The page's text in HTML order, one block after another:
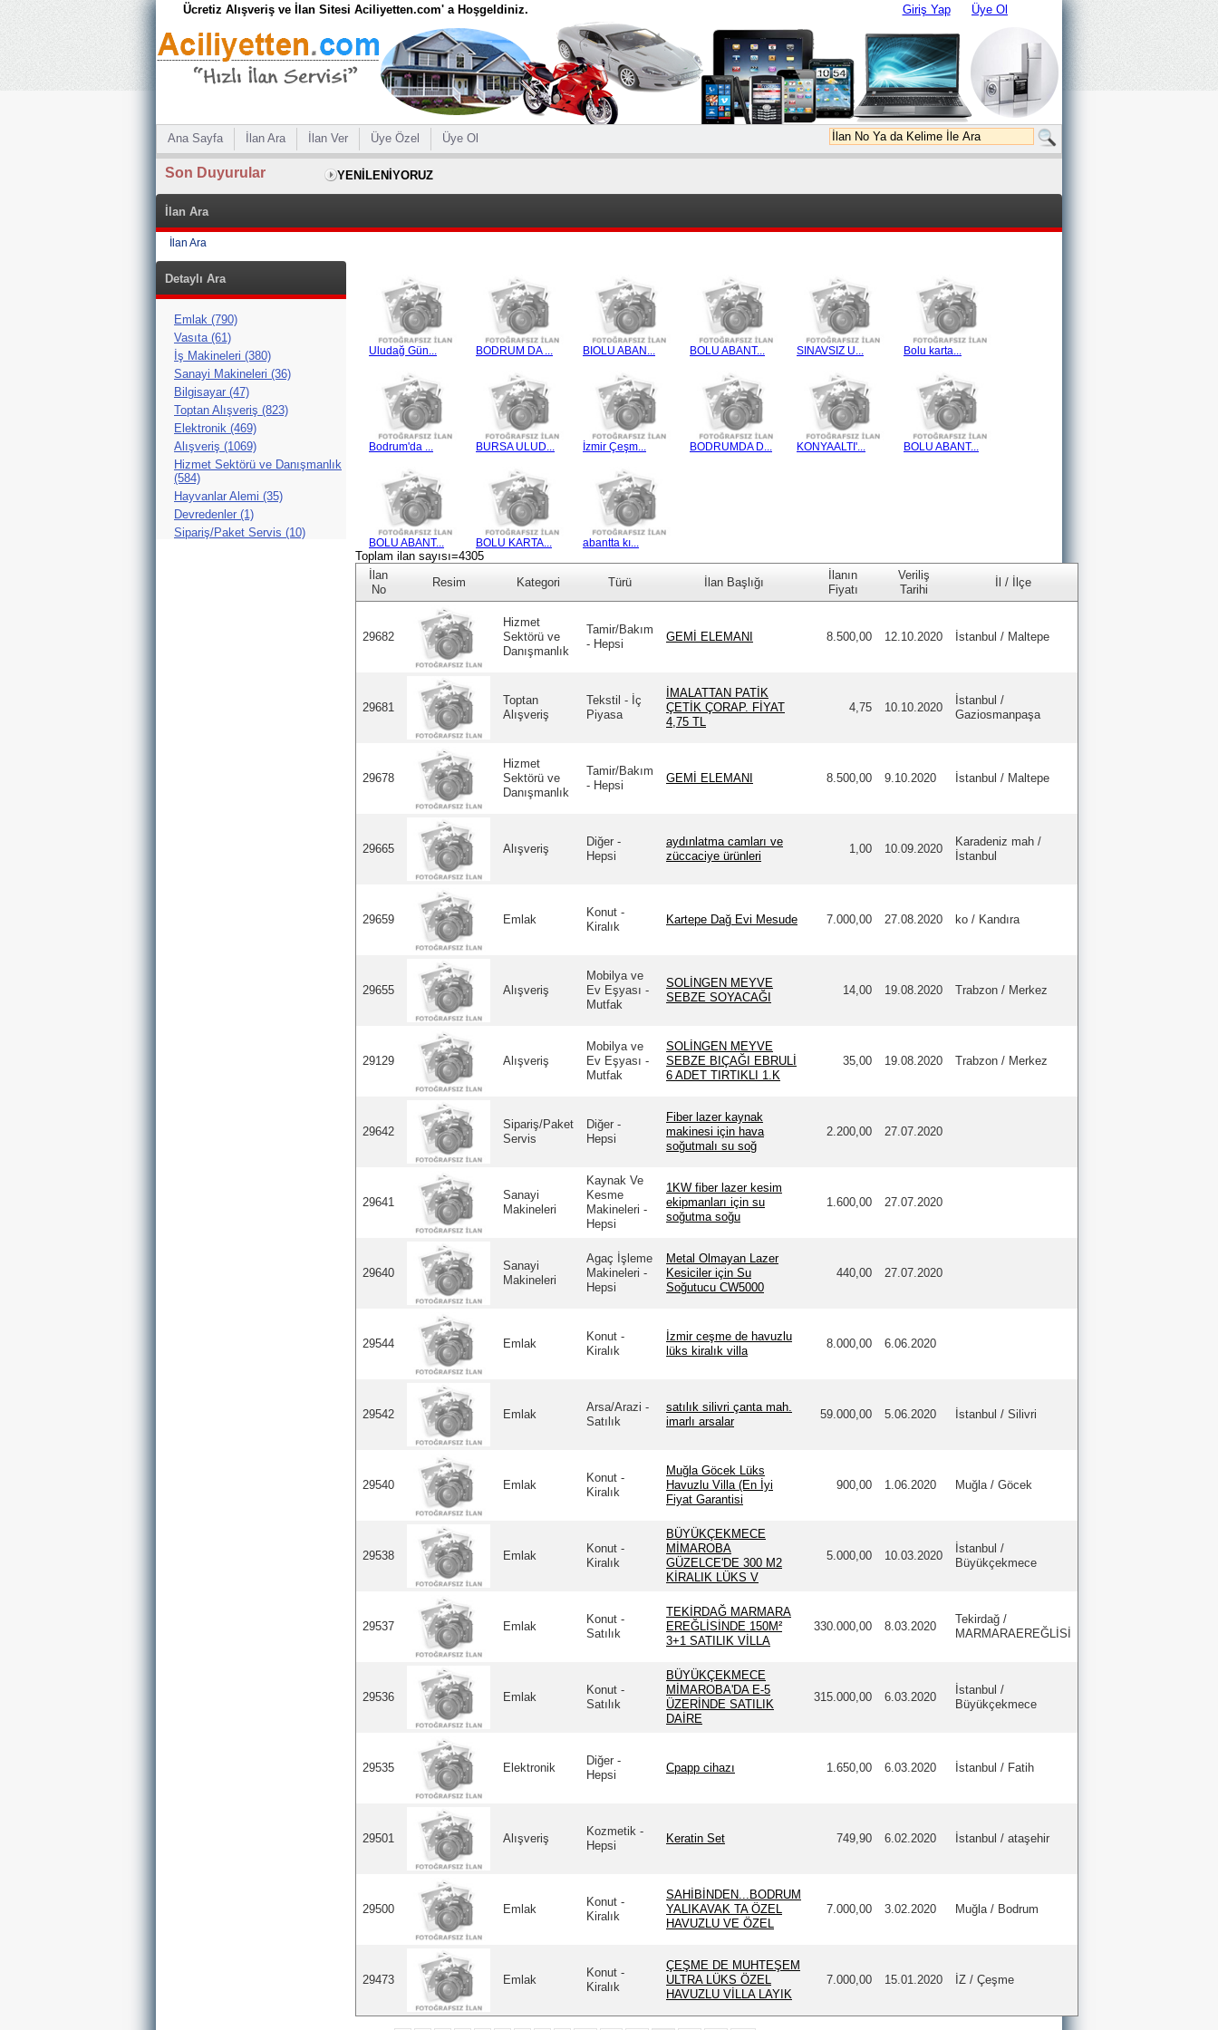
Ücretiz Alışveriş ve İlan Sitesi Aciliyetten.com' a Hoşgeldiniz. Giriş Yap Üye Ol
Ana Sayfa İlan Ara İlan Ver Üye Özel Üye Ol
Son Duyurular YENİLENİYORUZ
İlan Ara
İlan Ara
Detaylı Ara
Emlak (790)
Vasıta (61)
İş Makineleri (380)
Sanayi Makineleri (36)
Bilgisayar (47)
Toptan Alışveriş (823)
Elektronik (469)
Alışveriş (1069)
Hizmet Sektörü ve Danışmanlık
(584)
Hayvanlar Alemi (35)
Devredenler (1)
Sipariş/Paket Servis (10)
Uludağ Gün... BODRUM DA ... BIOLU ABAN... BOLU ABANT... SINAVSIZ U... Bolu karta...
Bodrum'da ... BURSA ULUD... İzmir Çeşm... BODRUMDA D... KONYAALTI'... BOLU ABANT...
BOLU ABANT... BOLU KARTA... abantta kı...
Toplam ilan sayısı=4305
İlan
No
Resim Kategori Türü İlan Başlığı
İlanın
Fiyatı
Veriliş
Tarihi
İl / İlçe
29682
Hizmet
Sektörü ve
Danışmanlık
Tamir/Bakım
- Hepsi
GEMİ ELEMANI 8.500,00 12.10.2020 İstanbul / Maltepe
29681
Toptan
Alışveriş
Tekstil - İç
Piyasa
İMALATTAN PATİK
ÇETİK ÇORAP. FİYAT
4,75 TL
4,75 10.10.2020
İstanbul /
Gaziosmanpaşa
29678
Hizmet
Sektörü ve
Danışmanlık
Tamir/Bakım
- Hepsi
GEMİ ELEMANI 8.500,00 9.10.2020 İstanbul / Maltepe
29665 Alışveriş
Diğer -
Hepsi
aydınlatma camları ve
züccaciye ürünleri
1,00 10.09.2020
Karadeniz mah /
İstanbul
29659 Emlak
Konut -
Kiralık
Kartepe Dağ Evi Mesude 7.000,00 27.08.2020 ko / Kandıra
29655 Alışveriş
Mobilya ve
Ev Eşyası -
Mutfak
SOLİNGEN MEYVE
SEBZE SOYACAĞI
14,00 19.08.2020 Trabzon / Merkez
29129 Alışveriş
Mobilya ve
Ev Eşyası -
Mutfak
SOLİNGEN MEYVE
SEBZE BIÇAĞI EBRULİ
6 ADET TIRTIKLI 1.K
35,00 19.08.2020 Trabzon / Merkez
29642
Sipariş/Paket
Servis
Diğer -
Hepsi
Fiber lazer kaynak
makinesi için hava
soğutmalı su soğ
2.200,00 27.07.2020
29641
Sanayi
Makineleri
Kaynak Ve
Kesme
Makineleri -
Hepsi
1KW fiber lazer kesim
ekipmanları için su
soğutma soğu
1.600,00 27.07.2020
29640
Sanayi
Makineleri
Agaç İşleme
Makineleri -
Hepsi
Metal Olmayan Lazer
Kesiciler için Su
Soğutucu CW5000
440,00 27.07.2020
29544 Emlak
Konut -
Kiralık
İzmir ceşme de havuzlu
lüks kiralık villa
8.000,00 6.06.2020
29542 Emlak
Arsa/Arazi -
Satılık
satılık silivri çanta mah.
imarlı arsalar
59.000,00 5.06.2020 İstanbul / Silivri
29540 Emlak
Konut -
Kiralık
Muğla Göcek Lüks
Havuzlu Villa (En İyi
Fiyat Garantisi
900,00 1.06.2020 Muğla / Göcek
29538 Emlak
Konut -
Kiralık
BÜYÜKÇEKMECE
MİMAROBA
GÜZELCE'DE 300 M2
KİRALIK LÜKS V
5.000,00 10.03.2020
İstanbul /
Büyükçekmece
29537 Emlak
Konut -
Satılık
TEKİRDAĞ MARMARA
EREĞLİSİNDE 150M²
3+1 SATILIK VİLLA
330.000,00 8.03.2020
Tekirdağ /
MARMARAEREĞLİSİ
29536 Emlak
Konut -
Satılık
BÜYÜKÇEKMECE
MİMAROBA'DA E-5
ÜZERİNDE SATILIK
DAİRE
315.000,00 6.03.2020
İstanbul /
Büyükçekmece
29535 Elektronik
Diğer -
Hepsi
Cpapp cihazı 1.650,00 6.03.2020 İstanbul / Fatih
29501 Alışveriş
Kozmetik -
Hepsi
Keratin Set 749,90 6.02.2020 İstanbul / ataşehir
29500 Emlak
Konut -
Kiralık
SAHİBİNDEN...BODRUM
YALIKAVAK TA ÖZEL
HAVUZLU VE ÖZEL
7.000,00 3.02.2020 Muğla / Bodrum
29473 Emlak
Konut -
Kiralık
ÇEŞME DE MUHTEŞEM
ULTRA LÜKS ÖZEL
HAVUZLU VİLLA LAYIK
7.000,00 15.01.2020 İZ / Çeşme